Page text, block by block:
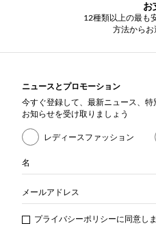
お
12種類以上の最も
方法からお
ニュースとプロモーション
今すぐ登録して、最新ニュース、
お知らせを受け取りましょう
レディースファッション
名
メールアドレス
プライバシーポリシーに同意し